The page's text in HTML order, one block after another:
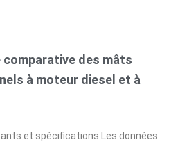
des mâts
à moteur diesel et à
et spécifications Les données